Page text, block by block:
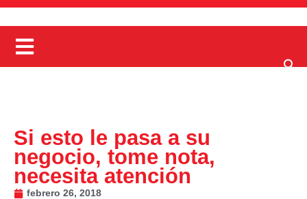
Si esto le pasa a su
negocio, tome nota,
necesita atención
febrero 26, 2018